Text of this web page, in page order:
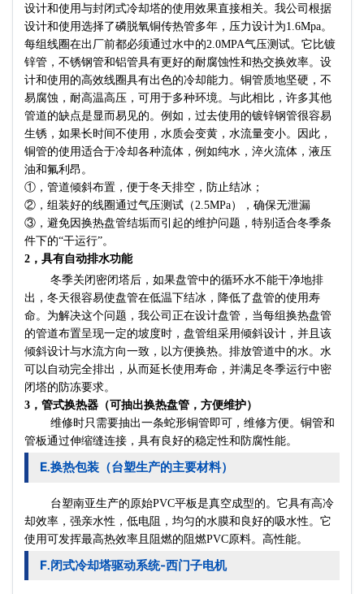
设计和使用与封闭式冷却塔的使用效果直接相关。我公司根据
设计和使用选择了磷脱氧铜传热管多年，压力设计为1.6Mpa。
每组线圈在出厂前都必须通过水中的2.0MPA气压测试。它比镀
锌管，不锈钢管和铝管具有更好的耐腐蚀性和热交换效率。设
计和使用的高效线圈具有出色的冷却能力。铜管质地坚硬，不
易腐蚀，耐高温高压，可用于多种环境。与此相比，许多其他
管道的缺点是显而易见的。例如，过去使用的镀锌钢管很容易
生锈，如果长时间不使用，水质会变黄，水流量变小。因此，
铜管的使用适合于冷却各种流体，例如纯水，淬火流体，液压
油和氟利昂。
①，管道倾斜布置，便于冬天排空，防止结冰；
②，组装好的线圈通过气压测试（2.5MPa），确保无泄漏
③，避免因换热盘管结垢而引起的维护问题，特别适合冬季条
件下的“干运行”。
2，具有自动排水功能
冬季关闭密闭塔后，如果盘管中的循环水不能干净地排
出，冬天很容易使盘管在低温下结冰，降低了盘管的使用寿
命。为解决这个问题，我公司正在设计盘管，当每组换热盘管
的管道布置呈现一定的坡度时，盘管组采用倾斜设计，并且该
倾斜设计与水流方向一致，以方便换热。排放管道中的水。水
可以自动完全排出，从而延长使用寿命，并满足冬季运行中密
闭塔的防冻要求。
3，管式换热器（可抽出换热盘管，方便维护）
维修时只需要抽出一条蛇形铜管即可，维修方便。铜管和
管板通过伸缩缝连接，具有良好的稳定性和防腐性能。
E.换热包装（台塑生产的主要材料）
台塑南亚生产的原始PVC平板是真空成型的。它具有高冷
却效率，强亲水性，低电阻，均匀的水膜和良好的吸水性。它
使用可发挥最高热效率且阻燃的阻燃PVC原料。高性能。
F.闭式冷却塔驱动系统-西门子电机